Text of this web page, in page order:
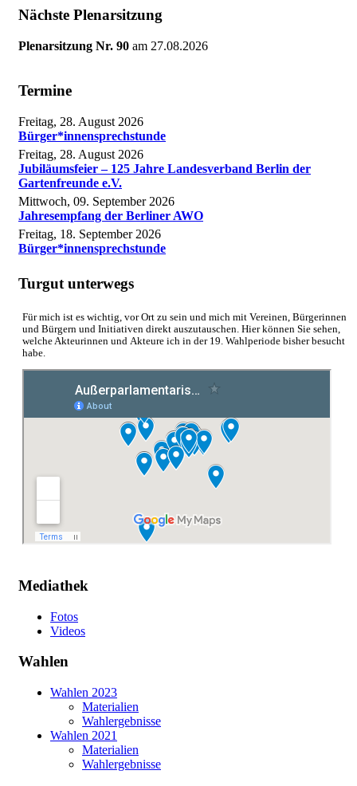
Nächste Plenarsitzung
Plenarsitzung Nr. 90 am 27.08.2026
Termine
Freitag, 28. August 2026
Bürger*innensprechstunde
Freitag, 28. August 2026
Jubiläumsfeier – 125 Jahre Landesverband Berlin der
Gartenfreunde e.V.
Mittwoch, 09. September 2026
Jahresempfang der Berliner AWO
Freitag, 18. September 2026
Bürger*innensprechstunde
Turgut unterwegs
Für mich ist es wichtig, vor Ort zu sein und mich mit Vereinen, Bürgerinnen
und Bürgern und Initiativen direkt auszutauschen. Hier können Sie sehen,
welche Akteurinnen und Akteure ich in der 19. Wahlperiode bisher besucht
habe.
Mediathek
Fotos
Videos
Wahlen
Wahlen 2023
Materialien
Wahlergebnisse
Wahlen 2021
Materialien
Wahlergebnisse